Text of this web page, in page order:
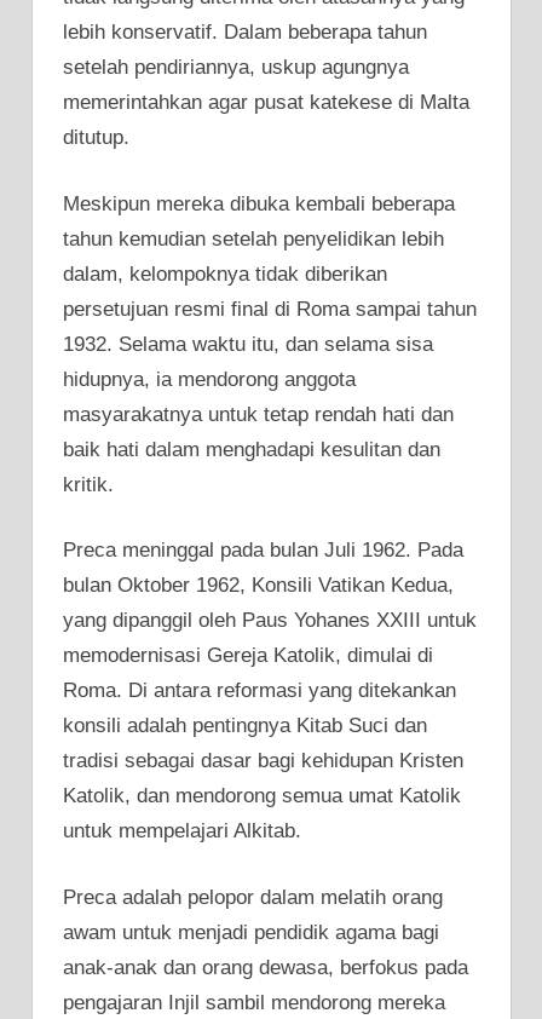
lebih konservatif. Dalam beberapa tahun
setelah pendiriannya, uskup agungnya
memerintahkan agar pusat katekese di Malta
ditutup.
Meskipun mereka dibuka kembali beberapa
tahun kemudian setelah penyelidikan lebih
dalam, kelompoknya tidak diberikan
persetujuan resmi final di Roma sampai tahun
1932. Selama waktu itu, dan selama sisa
hidupnya, ia mendorong anggota
masyarakatnya untuk tetap rendah hati dan
baik hati dalam menghadapi kesulitan dan
kritik.
Preca meninggal pada bulan Juli 1962. Pada
bulan Oktober 1962, Konsili Vatikan Kedua,
yang dipanggil oleh Paus Yohanes XXIII untuk
memodernisasi Gereja Katolik, dimulai di
Roma. Di antara reformasi yang ditekankan
konsili adalah pentingnya Kitab Suci dan
tradisi sebagai dasar bagi kehidupan Kristen
Katolik, dan mendorong semua umat Katolik
untuk mempelajari Alkitab.
Preca adalah pelopor dalam melatih orang
awam untuk menjadi pendidik agama bagi
anak-anak dan orang dewasa, berfokus pada
pengajaran Injil sambil mendorong mereka